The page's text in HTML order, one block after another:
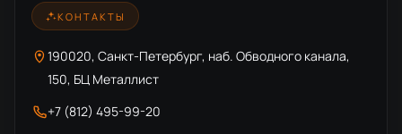
КОНТАКТЫ
190020, Санкт-Петербург, наб. Обводного канала,
150, БЦ Металлист
+7 (812) 495-99-20